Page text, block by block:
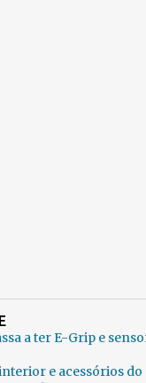
a ter E-Grip e
e acessórios do